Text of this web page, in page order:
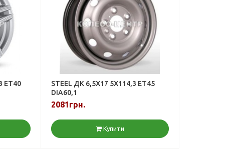
ET40
STEEL ДК 6,5X17 5X114,3 ET45
DIA60,1
2081грн.
Купити